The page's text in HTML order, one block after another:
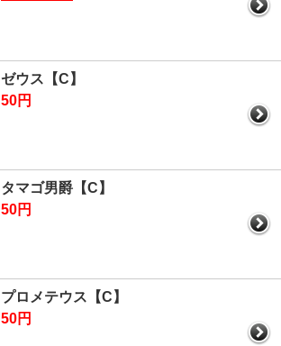
ゼウス【C】
50円
タマゴ男爵【C】
50円
プロメテウス【C】
50円